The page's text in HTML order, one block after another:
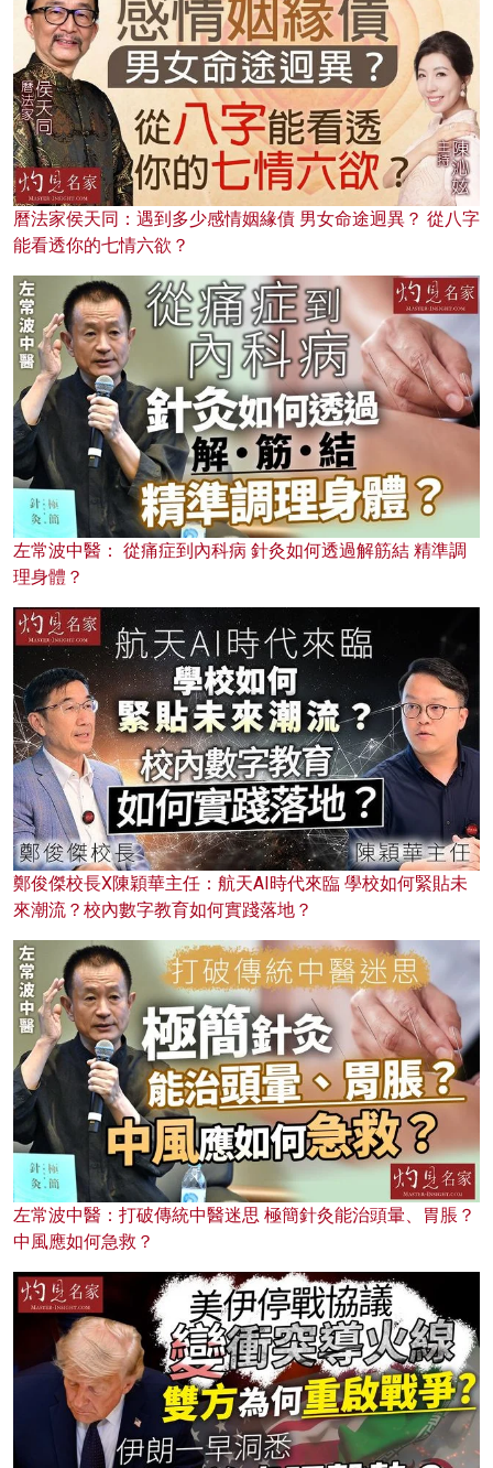
曆法家侯天同：遇到多少感情姻緣債 男女命途迥異？ 從八字
能看透你的七情六欲？
左常波中醫： 從痛症到內科病 針灸如何透過解筋結 精準調
理身體？
鄭俊傑校長X陳穎華主任：航天AI時代來臨 學校如何緊貼未
來潮流？校內數字教育如何實踐落地？
左常波中醫：打破傳統中醫迷思 極簡針灸能治頭暈、胃脹？
中風應如何急救？